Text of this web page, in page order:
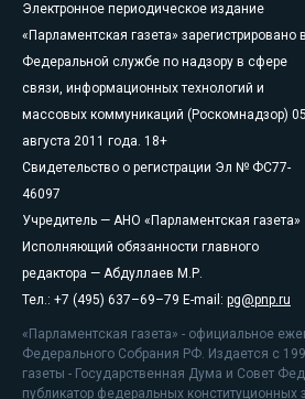
Электронное периодическое издание
«Парламентская газета» зарегистрировано в
Федеральной службе по надзору в сфере
связи, информационных технологий и
массовых коммуникаций (Роскомнадзор) 05
августа 2011 года. 18+
Свидетельство о регистрации Эл № ФС77-
46097
Учредитель — АНО «Парламентская газета»
Исполняющий обязанности главного
редактора — Абдуллаев М.Р.
Тел.: +7 (495) 637–69–79 E-mail: pg@pnp.ru
«Парламентская газета» - официальное
Федерального Собрания РФ. Издается с
газеты - Государственная Дума и Совет
публикатор федеральных